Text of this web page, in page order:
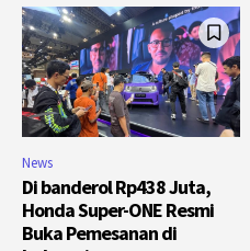
News
Di banderol Rp438 Juta,
Honda Super-ONE Resmi
Buka Pemesanan di